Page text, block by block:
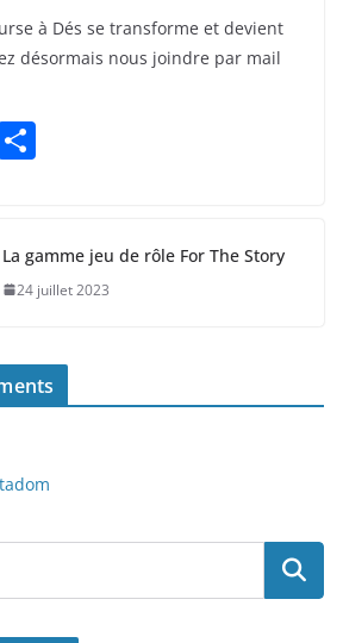
à Dés se transforme et devient
désormais nous joindre par mail
g
er
La gamme jeu de rôle For The Story
24 juillet 2023